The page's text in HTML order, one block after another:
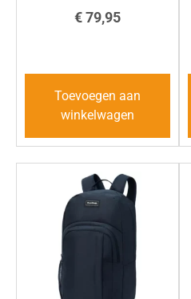
€79,95
Toevoegen aan
winkelwagen